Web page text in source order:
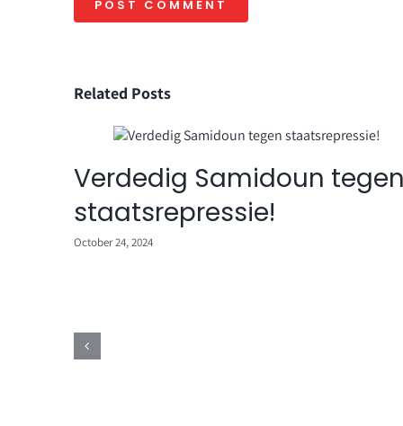
Related Posts
Verdedig Samidoun tegen
staatsrepressie!
October 24, 2024